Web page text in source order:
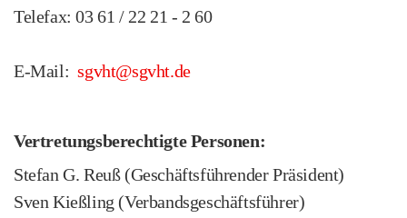
Telefax: 03 61 / 22 21 - 2 60
E-Mail:sgvht@sgvht.de
Vertretungsberechtigte Personen:
Stefan G. Reuß (Geschäftsführender Präsident)
Sven Kießling (Verbandsgeschäftsführer)